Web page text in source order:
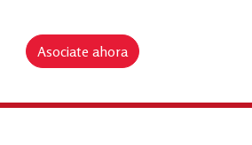
Asociate ahora